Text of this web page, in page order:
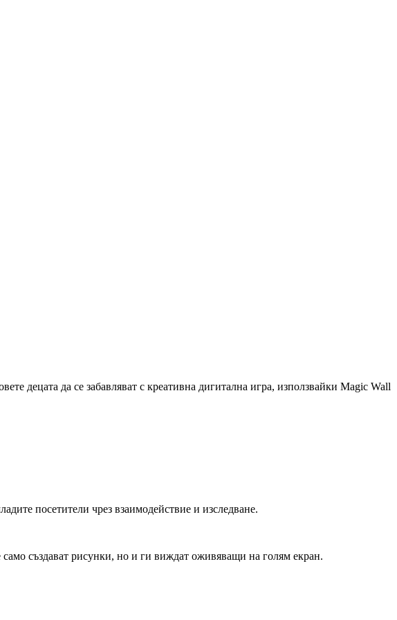
децата да се забавляват с креативна дигитална игра, използвайки Magic Wall
посетители чрез взаимодействие и изследване.
създават рисунки, но и ги виждат оживяващи на голям екран.